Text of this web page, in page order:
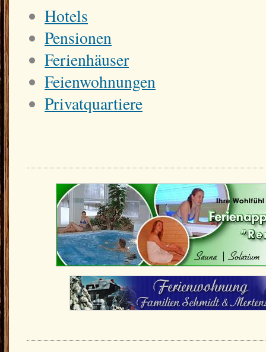
Hotels
Pensionen
Ferienhäuser
Feienwohnungen
Privatquartiere